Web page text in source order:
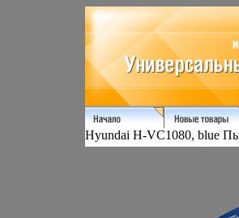
Hyundai H-VC1080, blue